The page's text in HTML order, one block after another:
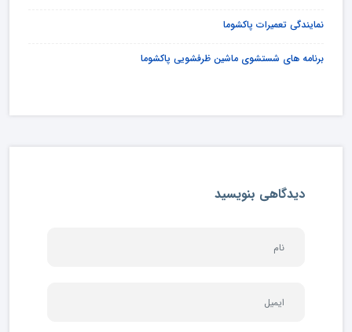
نمایندگی تعمیرات پاکشوما
برنامه های شستشوی ماشین ظرفشویی پاکشوما
دیدگاهی بنویسید